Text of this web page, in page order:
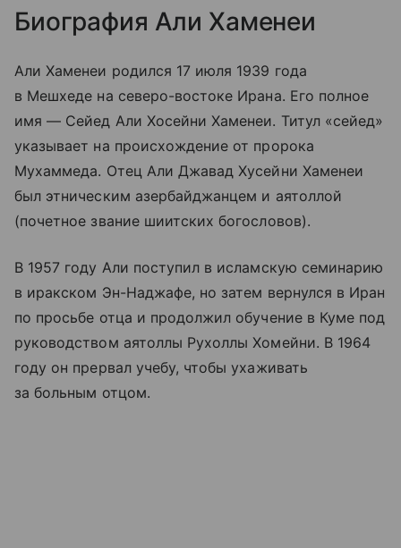
Биография Али Хаменеи
Али Хаменеи родился 17 июля 1939 года
в Мешхеде на северо-востоке Ирана. Его полное
имя — Сейед Али Хосейни Хаменеи. Титул «сейед»
указывает на происхождение от пророка
Мухаммеда. Отец Али Джавад Хусейни Хаменеи
был этническим азербайджанцем и аятоллой
(почетное звание шиитских богословов).
В 1957 году Али поступил в исламскую семинарию
в иракском Эн-Наджафе, но затем вернулся в Иран
по просьбе отца и продолжил обучение в Куме под
руководством аятоллы Рухоллы Хомейни. В 1964
году он прервал учебу, чтобы ухаживать
за больным отцом.